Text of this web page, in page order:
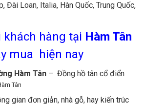
Đài Loan, Italia, Hàn Quốc, Trung Quốc,
khách hàng tại Hàm Tân
mua hiện nay
Hàm Tân – Đồng hồ tân cổ điển
gian đơn giản, nhà gỗ, hay kiến trúc